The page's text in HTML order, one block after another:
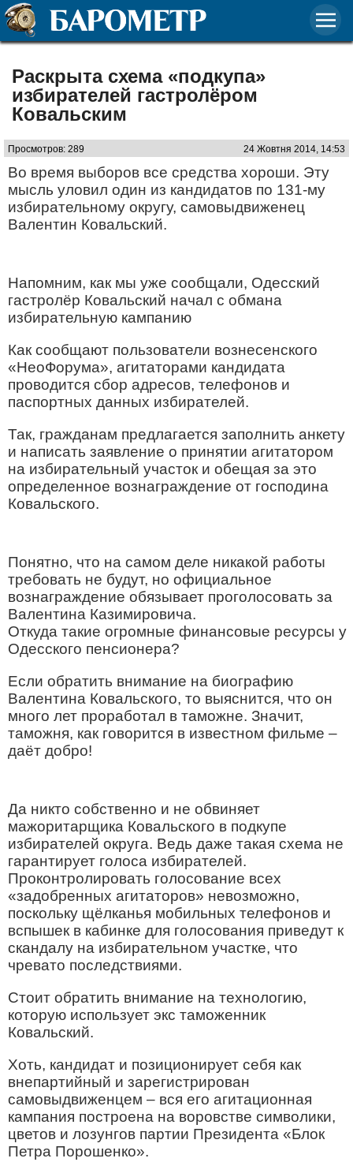
Раскрыта схема «подкупа»
избирателей гастролёром
Ковальским
Просмотров: 289 24 Жовтня 2014, 14:53
Во время выборов все средства хороши. Эту
мысль уловил один из кандидатов по 131-му
избирательному округу, самовыдвиженец
Валентин Ковальский.
Напомним, как мы уже сообщали, Одесский
гастролёр Ковальский начал с обмана
избирательную кампанию
Как сообщают пользователи вознесенского
«НеоФорума», агитаторами кандидата
проводится сбор адресов, телефонов и
паспортных данных избирателей.
Так, гражданам предлагается заполнить анкету
и написать заявление о принятии агитатором
на избирательный участок и обещая за это
определенное вознаграждение от господина
Ковальского.
Понятно, что на самом деле никакой работы
требовать не будут, но официальное
вознаграждение обязывает проголосовать за
Валентина Казимировича.
Откуда такие огромные финансовые ресурсы у
Одесского пенсионера?
Если обратить внимание на биографию
Валентина Ковальского, то выяснится, что он
много лет проработал в таможне. Значит,
таможня, как говорится в известном фильме –
даёт добро!
Да никто собственно и не обвиняет
мажоритарщика Ковальского в подкупе
избирателей округа. Ведь даже такая схема не
гарантирует голоса избирателей.
Проконтролировать голосование всех
«задобренных агитаторов» невозможно,
поскольку щёлканья мобильных телефонов и
вспышек в кабинке для голосования приведут к
скандалу на избирательном участке, что
чревато последствиями.
Стоит обратить внимание на технологию,
которую использует экс таможенник
Ковальский.
Хоть, кандидат и позиционирует себя как
внепартийный и зарегистрирован
самовыдвиженцем – вся его агитационная
кампания построена на воровстве символики,
цветов и лозунгов партии Президента «Блок
Петра Порошенко».